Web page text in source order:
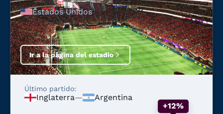
Estados Unidos
Ir a la página del estadio
Último partido:
Inglaterra—
Argentina
+12%